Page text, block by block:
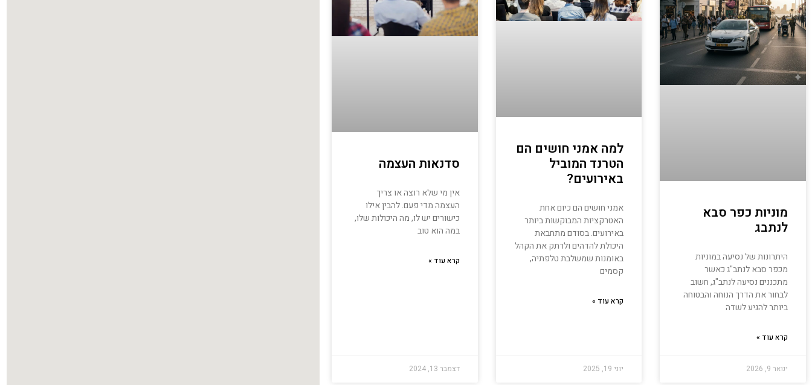
מוניות כפר סבא
לנתבג
היתרונות של נסיעה במוניות
מכפר סבא לנתב"ג כאשר
מתכננים נסיעה לנתב"ג, חשוב
לבחור את הדרך הנוחה והבטוחה
ביותר להגיע לשדה
קרא עוד »
ינואר 9, 2026
למה אמני חושים הם
הטרנד המוביל
באירועים?
אמני חושים הם כיום אחת
האטרקציות המבוקשות ביותר
באירועים. בסודם מתחבאת
היכולת להדהים ולרתק את הקהל
באומנות שמשלבת טלפתיה,
קסמים
קרא עוד »
יוני 19, 2025
סדנאות העצמה
אין מי שלא רוצה או צריך
העצמה מדי פעם. להבין אילו
כישורים יש לו, מה היכולות שלו,
במה הוא טוב
קרא עוד »
דצמבר 13, 2024